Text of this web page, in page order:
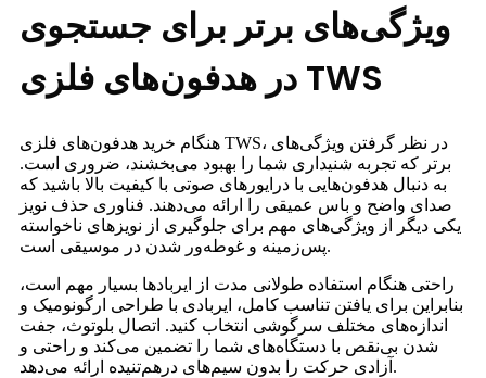
ویژگی‌های برتر برای جستجوی
در هدفون‌های فلزی TWS
هنگام خرید هدفون‌های فلزی TWS، در نظر گرفتن ویژگی‌های
برتر که تجربه شنیداری شما را بهبود می‌بخشند، ضروری است.
به دنبال هدفون‌هایی با درایورهای صوتی با کیفیت بالا باشید که
صدای واضح و باس عمیقی را ارائه می‌دهند. فناوری حذف نویز
یکی دیگر از ویژگی‌های مهم برای جلوگیری از نویزهای ناخواسته
پس‌زمینه و غوطه‌ور شدن در موسیقی است.
راحتی هنگام استفاده طولانی مدت از ایربادها بسیار مهم است،
بنابراین برای یافتن تناسب کامل، ایربادی با طراحی ارگونومیک و
اندازه‌های مختلف سرگوشی انتخاب کنید. اتصال بلوتوث، جفت
شدن بی‌نقص با دستگاه‌های شما را تضمین می‌کند و راحتی و
آزادی حرکت را بدون سیم‌های درهم‌تنیده ارائه می‌دهد.